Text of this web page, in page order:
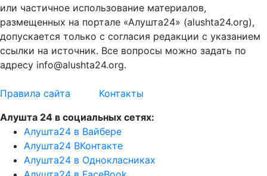
или частичное использование материалов,
размещенных на портале «Алушта24» (alushta24.org),
допускается только с согласия редакции с указанием
ссылки на источник. Все вопросы можно задать по
адресу info@alushta24.org.
Правила сайта
Контакты
Алушта 24 в социальных сетях:
Алушта24 в Вайбере
Алушта24 ВКонтакте
Алушта24 в Однокласниках